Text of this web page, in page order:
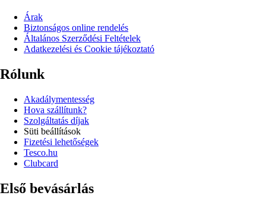
Árak
Biztonságos online rendelés
Általános Szerződési Feltételek
Adatkezelési és Cookie tájékoztató
Rólunk
Akadálymentesség
Hova szállítunk?
Szolgáltatás díjak
Süti beállítások
Fizetési lehetőségek
Tesco.hu
Clubcard
Első bevásárlás